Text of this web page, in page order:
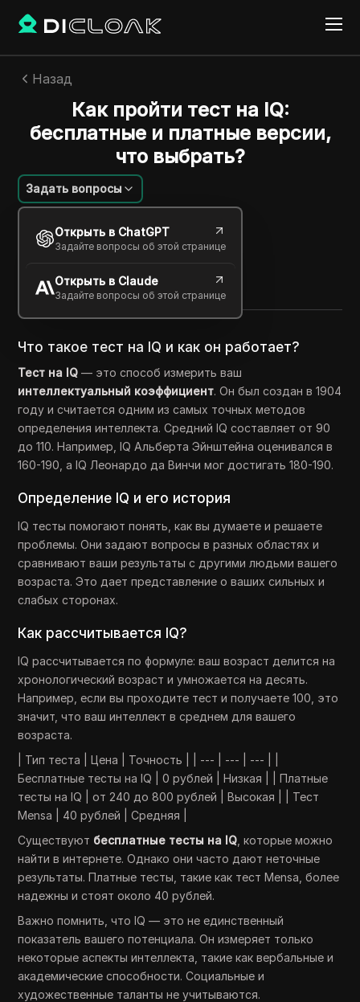
Назад
Как пройти тест на IQ:
бесплатные и платные версии,
что выбрать?
Задать вопросы
Открыть в ChatGPT
Задайте вопросы об этой странице
Открыть в Claude
Задайте вопросы об этой странице
Алексей Сидоров
28 нояб. 2025 2 минут
Copy Link
Что такое тест на IQ и как он работает?
Тест на IQ — это способ измерить ваш
интеллектуальный коэффициент. Он был создан в 1904
году и считается одним из самых точных методов
определения интеллекта. Средний IQ составляет от 90
до 110. Например, IQ Альберта Эйнштейна оценивался в
160-190, а IQ Леонардо да Винчи мог достигать 180-190.
Определение IQ и его история
IQ тесты помогают понять, как вы думаете и решаете
проблемы. Они задают вопросы в разных областях и
сравнивают ваши результаты с другими людьми вашего
возраста. Это дает представление о ваших сильных и
слабых сторонах.
Как рассчитывается IQ?
IQ рассчитывается по формуле: ваш возраст делится на
хронологический возраст и умножается на десять.
Например, если вы проходите тест и получаете 100, это
значит, что ваш интеллект в среднем для вашего
возраста.
| Тип теста | Цена | Точность | | --- | --- | --- | |
Бесплатные тесты на IQ | 0 рублей | Низкая | | Платные
тесты на IQ | от 240 до 800 рублей | Высокая | | Тест
Mensa | 40 рублей | Средняя |
Существуют бесплатные тесты на IQ , которые можно
найти в интернете. Однако они часто дают неточные
результаты. Платные тесты, такие как тест Mensa, более
надежны и стоят около 40 рублей.
Важно помнить, что IQ — это не единственный
показатель вашего потенциала. Он измеряет только
некоторые аспекты интеллекта, такие как вербальные и
академические способности. Социальные и
художественные таланты не учитываются.